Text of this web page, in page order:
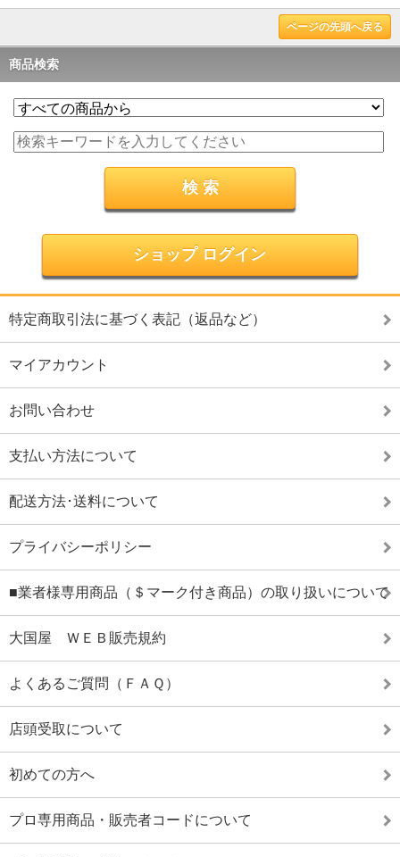
ページの先頭へ戻る
商品検索
ショップ ログイン
特定商取引法に基づく表記（返品など）
マイアカウント
お問い合わせ
支払い方法について
配送方法･送料について
プライバシーポリシー
■業者様専用商品（＄マーク付き商品）の取り扱いについて
大国屋 ＷＥＢ販売規約
よくあるご質問（ＦＡＱ）
店頭受取について
初めての方へ
プロ専用商品・販売者コードについて